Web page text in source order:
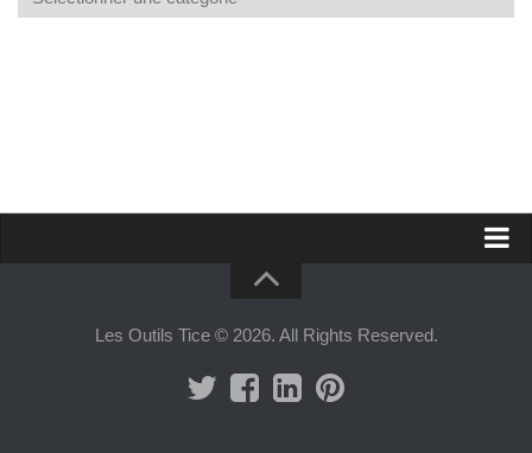
Annoncer sur Outils Tice
Abonnement Premium
Les Outils Tice © 2026. All Rights Reserved.